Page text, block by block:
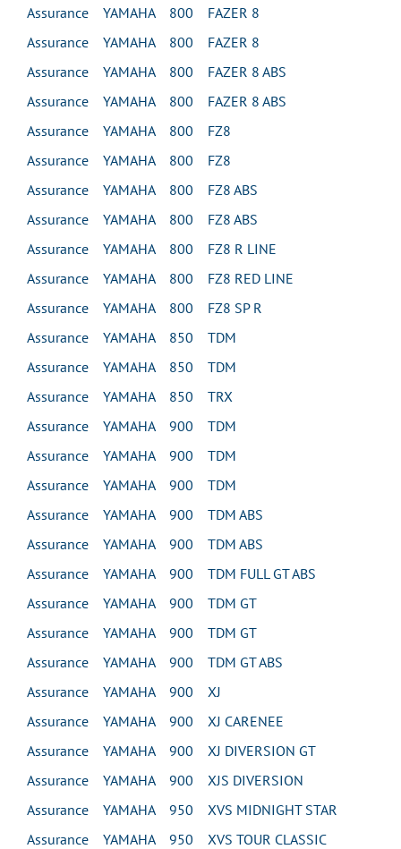
Assurance YAMAHA 800 FAZER 8
Assurance YAMAHA 800 FAZER 8
Assurance YAMAHA 800 FAZER 8 ABS
Assurance YAMAHA 800 FAZER 8 ABS
Assurance YAMAHA 800 FZ8
Assurance YAMAHA 800 FZ8
Assurance YAMAHA 800 FZ8 ABS
Assurance YAMAHA 800 FZ8 ABS
Assurance YAMAHA 800 FZ8 R LINE
Assurance YAMAHA 800 FZ8 RED LINE
Assurance YAMAHA 800 FZ8 SP R
Assurance YAMAHA 850 TDM
Assurance YAMAHA 850 TDM
Assurance YAMAHA 850 TRX
Assurance YAMAHA 900 TDM
Assurance YAMAHA 900 TDM
Assurance YAMAHA 900 TDM
Assurance YAMAHA 900 TDM ABS
Assurance YAMAHA 900 TDM ABS
Assurance YAMAHA 900 TDM FULL GT ABS
Assurance YAMAHA 900 TDM GT
Assurance YAMAHA 900 TDM GT
Assurance YAMAHA 900 TDM GT ABS
Assurance YAMAHA 900 XJ
Assurance YAMAHA 900 XJ CARENEE
Assurance YAMAHA 900 XJ DIVERSION GT
Assurance YAMAHA 900 XJS DIVERSION
Assurance YAMAHA 950 XVS MIDNIGHT STAR
Assurance YAMAHA 950 XVS TOUR CLASSIC